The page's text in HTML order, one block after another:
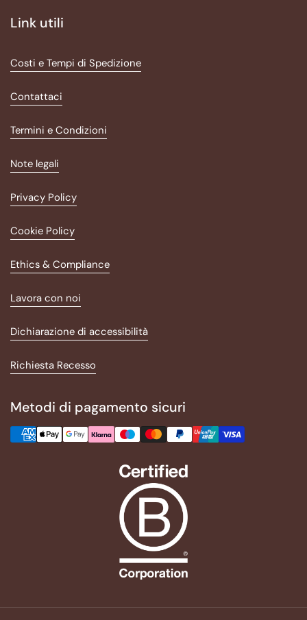
Link utili
Costi e Tempi di Spedizione
Contattaci
Termini e Condizioni
Note legali
Privacy Policy
Cookie Policy
Ethics & Compliance
Lavora con noi
Dichiarazione di accessibilità
Richiesta Recesso
Metodi di pagamento sicuri